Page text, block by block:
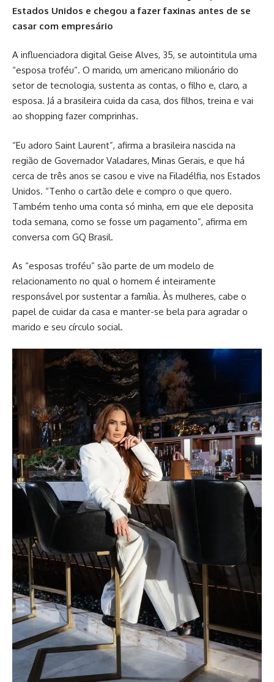
Estados Unidos e chegou a fazer faxinas antes de se
casar com empresário
A influenciadora digital Geise Alves, 35, se autointitula uma
“esposa troféu”. O marido, um americano milionário do
setor de tecnologia, sustenta as contas, o filho e, claro, a
esposa. Já a brasileira cuida da casa, dos filhos, treina e vai
ao shopping fazer comprinhas.
“Eu adoro Saint Laurent”, afirma a brasileira nascida na
região de Governador Valadares, Minas Gerais, e que há
cerca de três anos se casou e vive na Filadélfia, nos Estados
Unidos. “Tenho o cartão dele e compro o que quero.
Também tenho uma conta só minha, em que ele deposita
toda semana, como se fosse um pagamento”, afirma em
conversa com GQ Brasil.
As “esposas troféu” são parte de um modelo de
relacionamento no qual o homem é inteiramente
responsável por sustentar a família. Às mulheres, cabe o
papel de cuidar da casa e manter-se bela para agradar o
marido e seu círculo social.